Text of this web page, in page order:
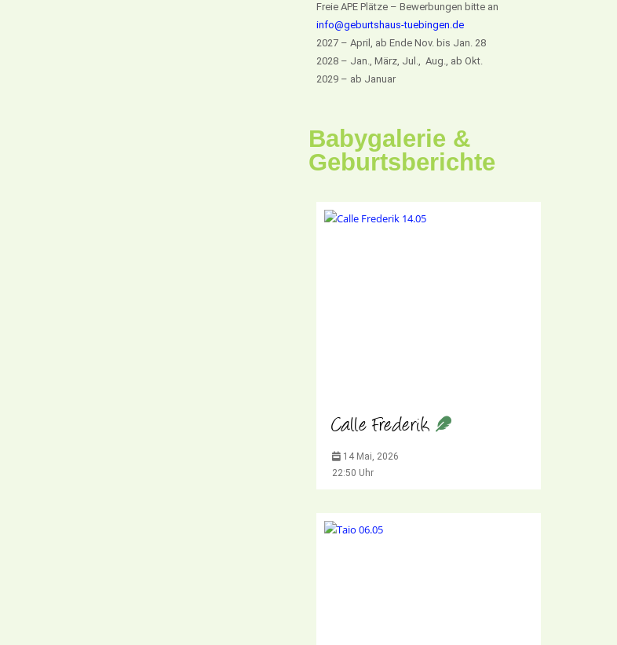
Freie APE Plätze – Bewerbungen bitte an
info@geburtshaus-tuebingen.de
2027 – April, ab Ende Nov. bis Jan. 28
2028 – Jan., März, Jul., Aug., ab Okt.
2029 – ab Januar
Babygalerie &
Geburtsberichte
Calle Frederik
14 Mai, 2026
22:50 Uhr